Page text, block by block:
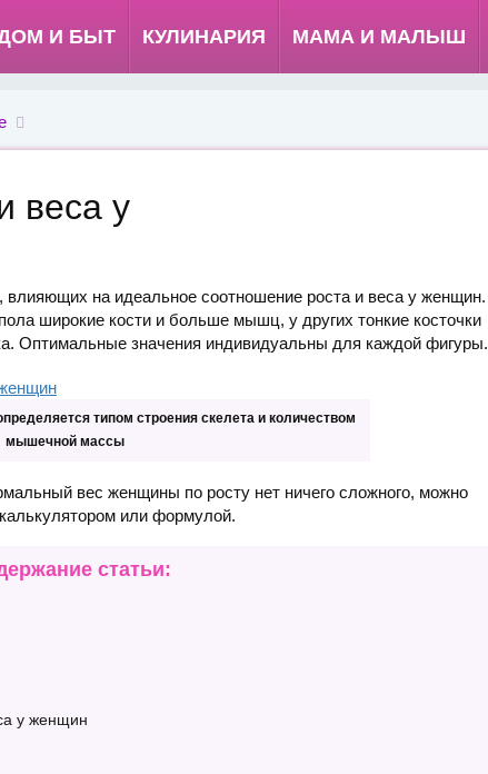
И БЫТ КУЛИНАРИЯ МАМА И МАЛЫШ
веса у
на идеальное соотношение роста и веса у женщин.
широкие кости и больше мышц, у других тонкие косточки
Оптимальные значения индивидуальны для каждой фигуры.
типом строения скелета и количеством
мышечной массы
вес женщины по росту нет ничего сложного, можно
или формулой.
статьи:
у женщин